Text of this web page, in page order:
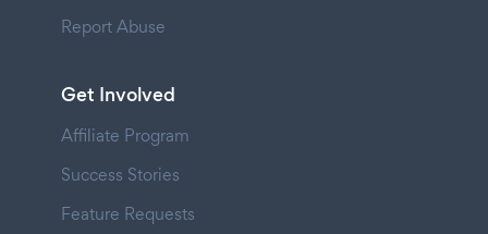
Report Abuse
Get Involved
Affiliate Program
Success Stories
Feature Requests